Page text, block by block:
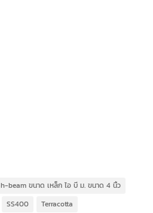
h-beam ขนาด เหล็ก ไอ บี ม. ขนาด 4 นิ้ว
SS400
Terracotta